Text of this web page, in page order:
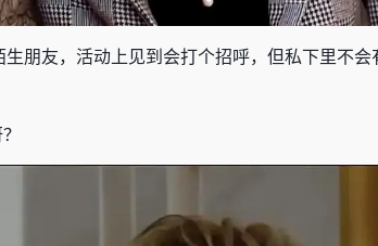
朋友，活动上见到会打个招呼，但私下里不会